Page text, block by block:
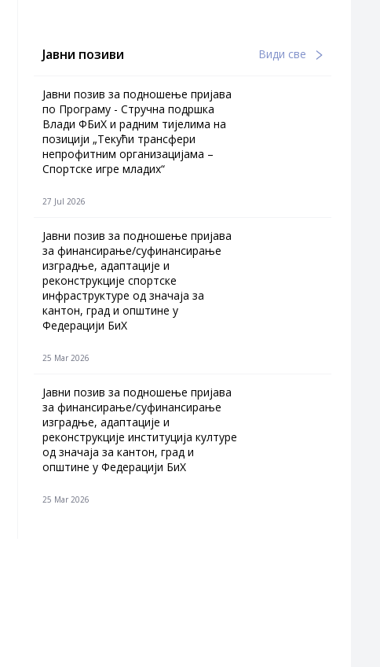
Јавни позиви Види све
Јавни позив за подношење пријава
по Програму - Стручна подршка
Влади ФБиХ и радним тијелима на
позицији „Текући трансфери
непрофитним организацијама –
Спортске игре младих“
27 Jul 2026
Jавни позив за подношење пријава
за финансирање/суфинансирање
изградње, адаптације и
реконструкције спортске
инфраструктуре од значаја за
кантон, град и општине у
Федерацији БиХ
25 Mar 2026
Јавни позив за подношење пријава
за финансирање/суфинансирање
изградње, адаптације и
реконструкције институција културе
од значаја за кантон, град и
општине у Федерацији БиХ
25 Mar 2026